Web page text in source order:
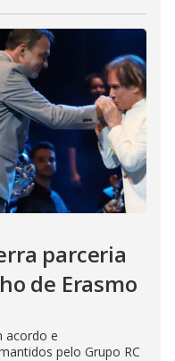
parceria
de Erasmo
acordo e
pelo Grupo RC